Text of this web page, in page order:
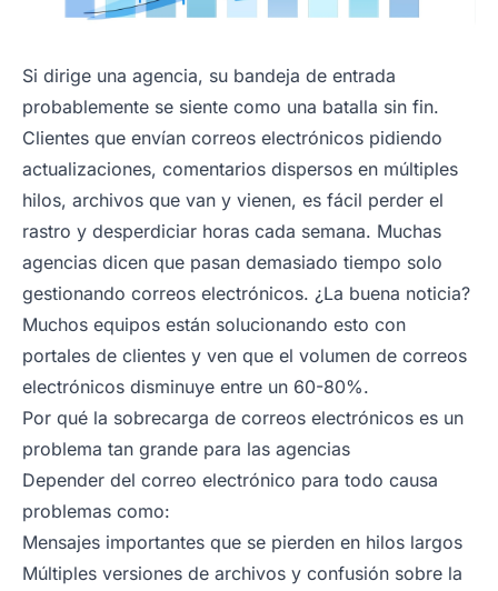
Si dirige una agencia, su bandeja de entrada
probablemente se siente como una batalla sin fin.
Clientes que envían correos electrónicos pidiendo
actualizaciones, comentarios dispersos en múltiples
hilos, archivos que van y vienen, es fácil perder el
rastro y desperdiciar horas cada semana. Muchas
agencias dicen que pasan demasiado tiempo solo
gestionando correos electrónicos. ¿La buena noticia?
Muchos equipos están solucionando esto con
portales de clientes y ven que el volumen de correos
electrónicos disminuye entre un 60-80%.
Por qué la sobrecarga de correos electrónicos es un
problema tan grande para las agencias
Depender del correo electrónico para todo causa
problemas como:
Mensajes importantes que se pierden en hilos largos
Múltiples versiones de archivos y confusión sobre la